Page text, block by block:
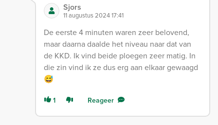
Sjors
11 augustus 2024 17:41
De eerste 4 minuten waren zeer belovend,
maar daarna daalde het niveau naar dat van
de KKD. Ik vind beide ploegen zeer matig. In
die zin vind ik ze dus erg aan elkaar gewaagd
😅
1 Reageer